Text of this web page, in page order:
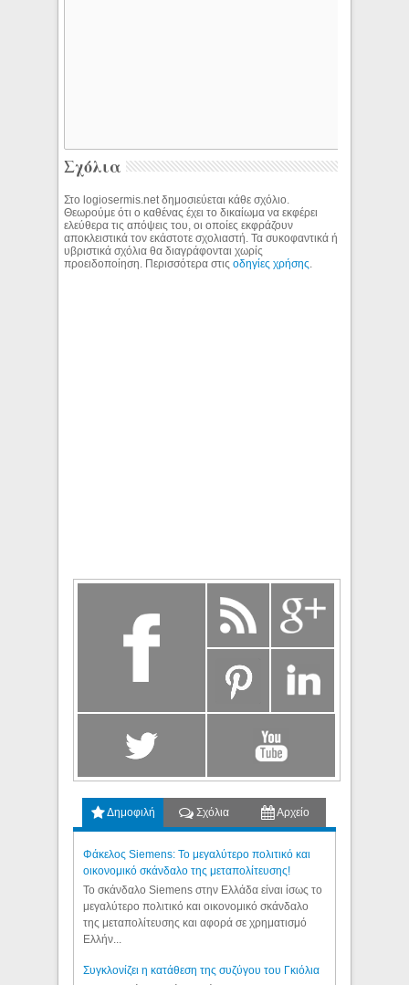
Σχόλια
Στο logiosermis.net δημοσιεύεται κάθε σχόλιο.
Θεωρούμε ότι ο καθένας έχει το δικαίωμα να εκφέρει
ελεύθερα τις απόψεις του, οι οποίες εκφράζουν
αποκλειστικά τον εκάστοτε σχολιαστή. Τα συκοφαντικά ή
υβριστικά σχόλια θα διαγράφονται χωρίς
προειδοποίηση. Περισσότερα στιςοδηγίες χρήσης
Δημοφιλή Σχόλια Αρχείο
Φάκελος Siemens: Το μεγαλύτερο πολιτικό και
οικονομικό σκάνδαλο της μεταπολίτευσης!
Το σκάνδαλο Siemens στην Ελλάδα είναι ίσως το
μεγαλύτερο πολιτικό και οικονομικό σκάνδαλο
της μεταπολίτευσης και αφορά σε χρηματισμό
Ελλήν...
Συγκλονίζει η κατάθεση της συζύγου του Γκιόλια